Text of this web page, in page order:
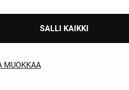
SALLI KAIKKI
MUOKKAA